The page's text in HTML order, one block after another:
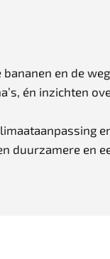
en de
én inzichten
duurzamere en